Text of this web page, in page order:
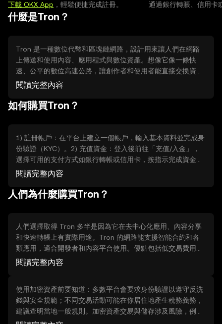
下載 OKX App ，輕鬆便捷完成註冊。 通過銀行轉賬、信用卡
什麼是Tron？
Tron 是一種數位代幣和區塊鏈網路，設計用來讓人們在網路
上傳送和使用內容、應用程式與數位資產。想像它像一條快
速、公平的數位高速公路，讓創作者和使用者能直接交換資源
而無需中間人。Tron 解決的是傳統網路中內容分發慢、費用
去中心化的服務。
閱讀完整內容
如何購買Tron？
1) 註冊帳戶：在平台上建立一個帳戶，輸入基本資料並完成身
份驗證（KYC）。2) 充值資金：登入後前往「充值/入金」，
選擇可用的支付方式如銀行轉帳或信用卡，按指示完成資金入
帳。3) 下單購買：進入交易或買幣頁面，選擇 TRX（Tron 的
交。4) 檢查餘額：交易完成後在錢包或資產頁面查看你的
閱讀完整內容
人們為什麼購買Tron？
人們選擇取得 Tron 多半是因為它在去中心化應用、內容分享
和快速轉帳上有實際用途。Tron 的網路能支援智能合約和各
類應用，適合開發者和內容平台使用。優點包括低交易費用、
快速確認和廣泛的生態系統；限制則是技術演進與生態競爭的
閱讀完整內容
使用加密資產前要知道：多數平台會要求身份驗證以遵守反洗
錢與安全規範；不同交易活動可能在你居住地產生稅務義務，
建議查明當地一般規則。加密資產交易與儲存涉及風險，例如
市場波動與技術風險。平台通常提供風險揭示，請閱讀服務條